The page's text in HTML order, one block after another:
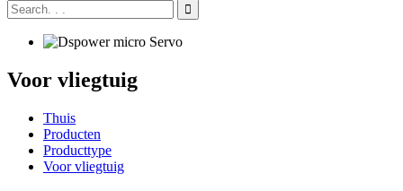
Voor vliegtuig
Thuis
Producten
Producttype
Voor vliegtuig